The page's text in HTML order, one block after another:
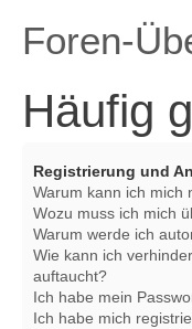
Foren-
Häufig
Registrierung und
Warum kann ich mich
Wozu muss ich mich
Warum werde ich
Wie kann ich
auftaucht?
Ich habe mein
Ich habe mich